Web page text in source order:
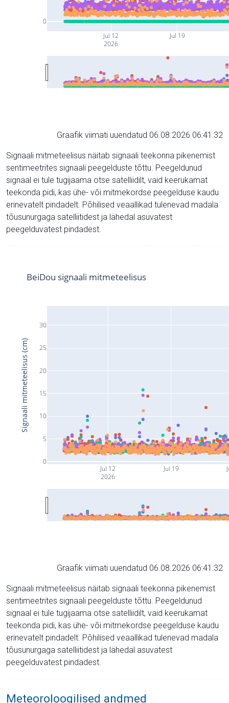
Jul 12
2026
Jul 19
0
Graafik viimati uuendatud 06.08.2026 06:41:32
Signaali mitmeteelisus näitab signaali teekonna pikenemist
sentimeetrites signaali peegelduste tõttu. Peegeldunud
signaal ei tule tugijaama otse satelliidilt, vaid keerukamat
teekonda pidi, kas ühe- või mitmekordse peegelduse kaudu
erinevatelt pindadelt. Põhilised veaallikad tulenevad madala
tõusunurgaga satelliitidest ja lähedal asuvatest
peegelduvatest pindadest.
Jul 12
2026
Jul 19
0
5
10
15
20
25
30
BeiDou signaali mitmeteelisus
Signaali mitmeteelisus (cm)
Graafik viimati uuendatud 06.08.2026 06:41:32
Signaali mitmeteelisus näitab signaali teekonna pikenemist
sentimeetrites signaali peegelduste tõttu. Peegeldunud
signaal ei tule tugijaama otse satelliidilt, vaid keerukamat
teekonda pidi, kas ühe- või mitmekordse peegelduse kaudu
erinevatelt pindadelt. Põhilised veaallikad tulenevad madala
tõusunurgaga satelliitidest ja lähedal asuvatest
peegelduvatest pindadest.
Meteoroloogilised andmed